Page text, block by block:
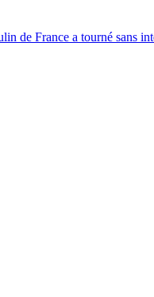
de France a tourné sans